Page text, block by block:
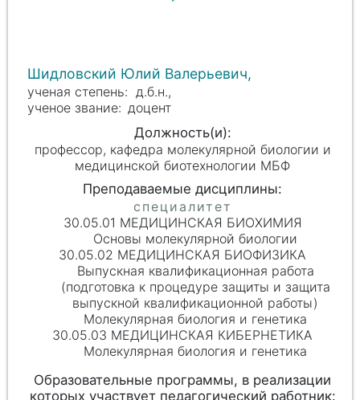
Шидловский Юлий Валерьевич,
д.б.н.,
доцент
профессор, кафедра молекулярной биологии и
медицинской биотехнологии МБФ
30.05.01 МЕДИЦИНСКАЯ БИОХИМИЯ
Основы молекулярной биологии
30.05.02 МЕДИЦИНСКАЯ БИОФИЗИКА
Выпускная квалификационная работа
(подготовка к процедуре защиты и защита
выпускной квалификационной работы)
Молекулярная биология и генетика
30.05.03 МЕДИЦИНСКАЯ КИБЕРНЕТИКА
Молекулярная биология и генетика